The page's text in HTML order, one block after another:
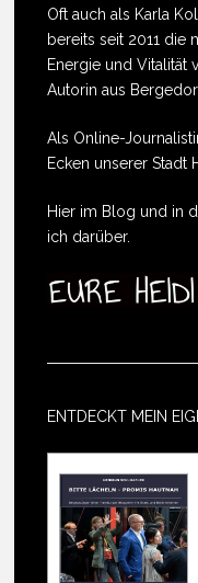
Oft auch als Karla
bereits seit 2011 die
Energie und Vitalität
Autorin aus
Als Online-
Ecken unserer Stadt
Hier im Blog und in
ich darüber.
ENTDECKT MEIN